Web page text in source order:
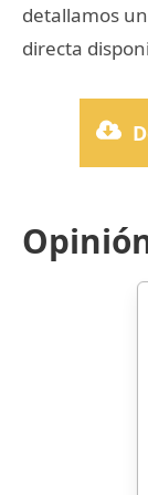
detallamos
directa